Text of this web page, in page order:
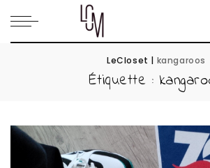
LeCloset | kangaroos
Étiquette :